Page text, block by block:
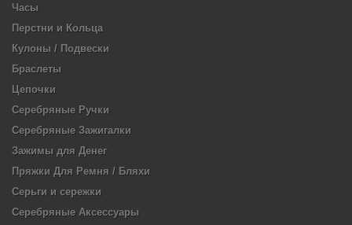
Часы
Перстни и Кольца
Кулоны / Подвески
Браслеты
Цепочки
Серебряные Ручки
Серебряные Зажигалки
Зажимы для Денег
Пряжки Для Ремня / Бляхи
Серьги и сережки
Серебряные Аксессуары